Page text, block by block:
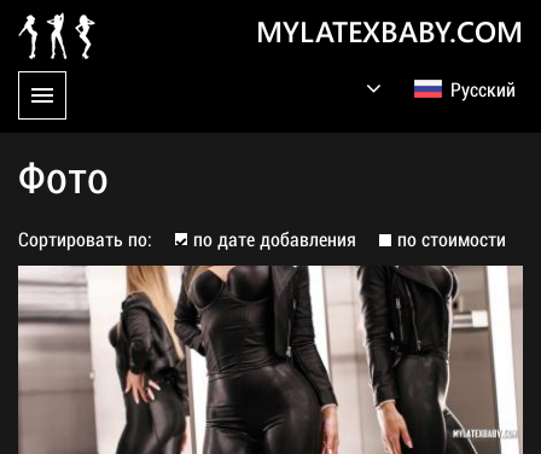
MYLATEXBABY.COM
Русский
Фото
Сортировать по: по дате добавления по стоимости